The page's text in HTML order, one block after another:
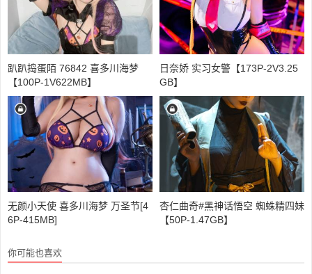
趴趴捣蛋陌 76842 喜多川海梦
【100P-1V622MB】
日奈娇 实习女警【173P-2V3.25
GB】
无颜小天使 喜多川海梦 万圣节[4
6P-415MB]
杏仁曲奇#黑神话悟空 蜘蛛精四妹
【50P-1.47GB】
你可能也喜欢